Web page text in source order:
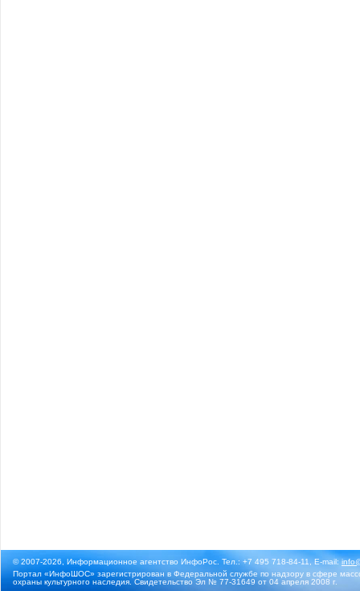
© 2007-2026, Информационное агентство ИнфоРос. Тел.: +7 495 718-84-11, E-mail:
Портал «ИнфоШОС» зарегистрирован в Федеральной службе по надзору в сфере
охраны культурного наследия. Свидетельство Эл № 77-31649 от 04 апреля 2008 г.